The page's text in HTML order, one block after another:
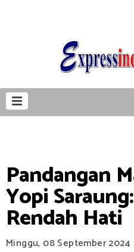
Pandangan
Yopi
Rendah Hati
Minggu, 08 September 2024